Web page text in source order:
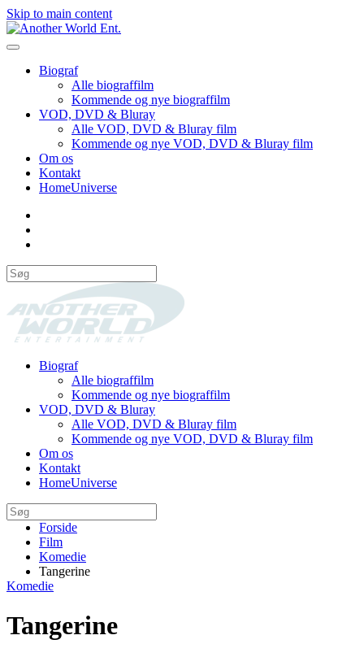
Skip to main content
Biograf
Alle biograffilm
Kommende og nye biograffilm
VOD, DVD & Bluray
Alle VOD, DVD & Bluray film
Kommende og nye VOD, DVD & Bluray film
Om os
Kontakt
HomeUniverse
Biograf
Alle biograffilm
Kommende og nye biograffilm
VOD, DVD & Bluray
Alle VOD, DVD & Bluray film
Kommende og nye VOD, DVD & Bluray film
Om os
Kontakt
HomeUniverse
Forside
Film
Komedie
Tangerine
Komedie
Tangerine